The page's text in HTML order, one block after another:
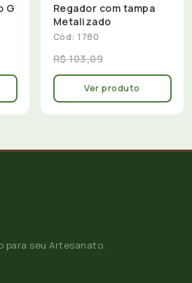
G
Regador com tampa
Metalizado
Cód: 1780
R$ 103,09
Ver produto
para seu Artesanato.